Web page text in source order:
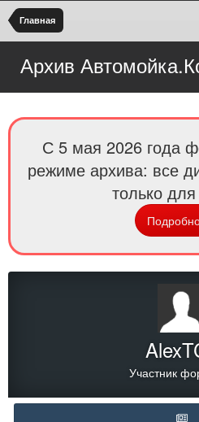
Главная
Архив
С 5 мая 2026 года
режиме архива: все
только
Участник